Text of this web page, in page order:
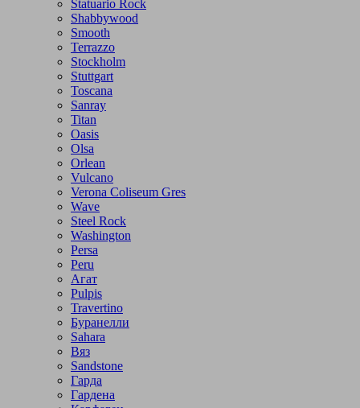
Statuario Rock
Shabbywood
Smooth
Terrazzo
Stockholm
Stuttgart
Toscana
Sanray
Titan
Oasis
Olsa
Orlean
Vulcano
Verona Coliseum Gres
Wave
Steel Rock
Washington
Persa
Peru
Агат
Pulpis
Travertino
Буранелли
Sahara
Вяз
Sandstone
Гарда
Гардена